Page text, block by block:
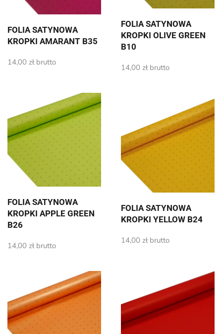
FOLIA SATYNOWA
KROPKI AMARANT B35
14,00 złbrutto
FOLIA SATYNOWA
KROPKI OLIVE GREEN
B10
14,00 złbrutto
FOLIA SATYNOWA
KROPKI APPLE GREEN
B26
14,00 złbrutto
FOLIA SATYNOWA
KROPKI YELLOW B24
14,00 złbrutto